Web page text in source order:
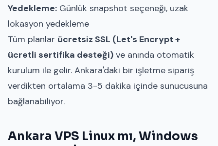
Yedekleme: Günlük snapshot seçeneği, uzak
lokasyon yedekleme
Tüm planlar ücretsiz SSL (Let's Encrypt +
ücretli sertifika desteği) ve anında otomatik
kurulum ile gelir. Ankara'daki bir işletme sipariş
verdikten ortalama 3-5 dakika içinde sunucusuna
bağlanabiliyor.
Ankara VPS Linux mı, Windows